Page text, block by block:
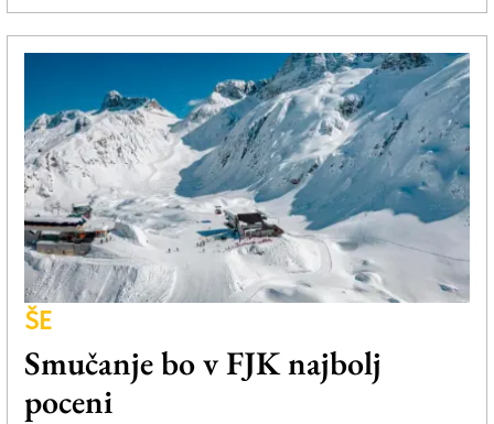
ŠE
Smučanje bo v FJK najbolj
poceni